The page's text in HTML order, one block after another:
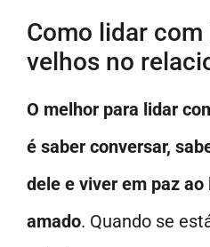
Como lidar
velhos no
O melhor para lidar
é saber conversar,
dele e viver em paz ao
amado. Quando se